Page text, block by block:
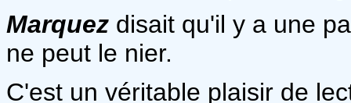
Marquez disait qu'il y a une
ne peut le nier.
C'est un véritable plaisir de